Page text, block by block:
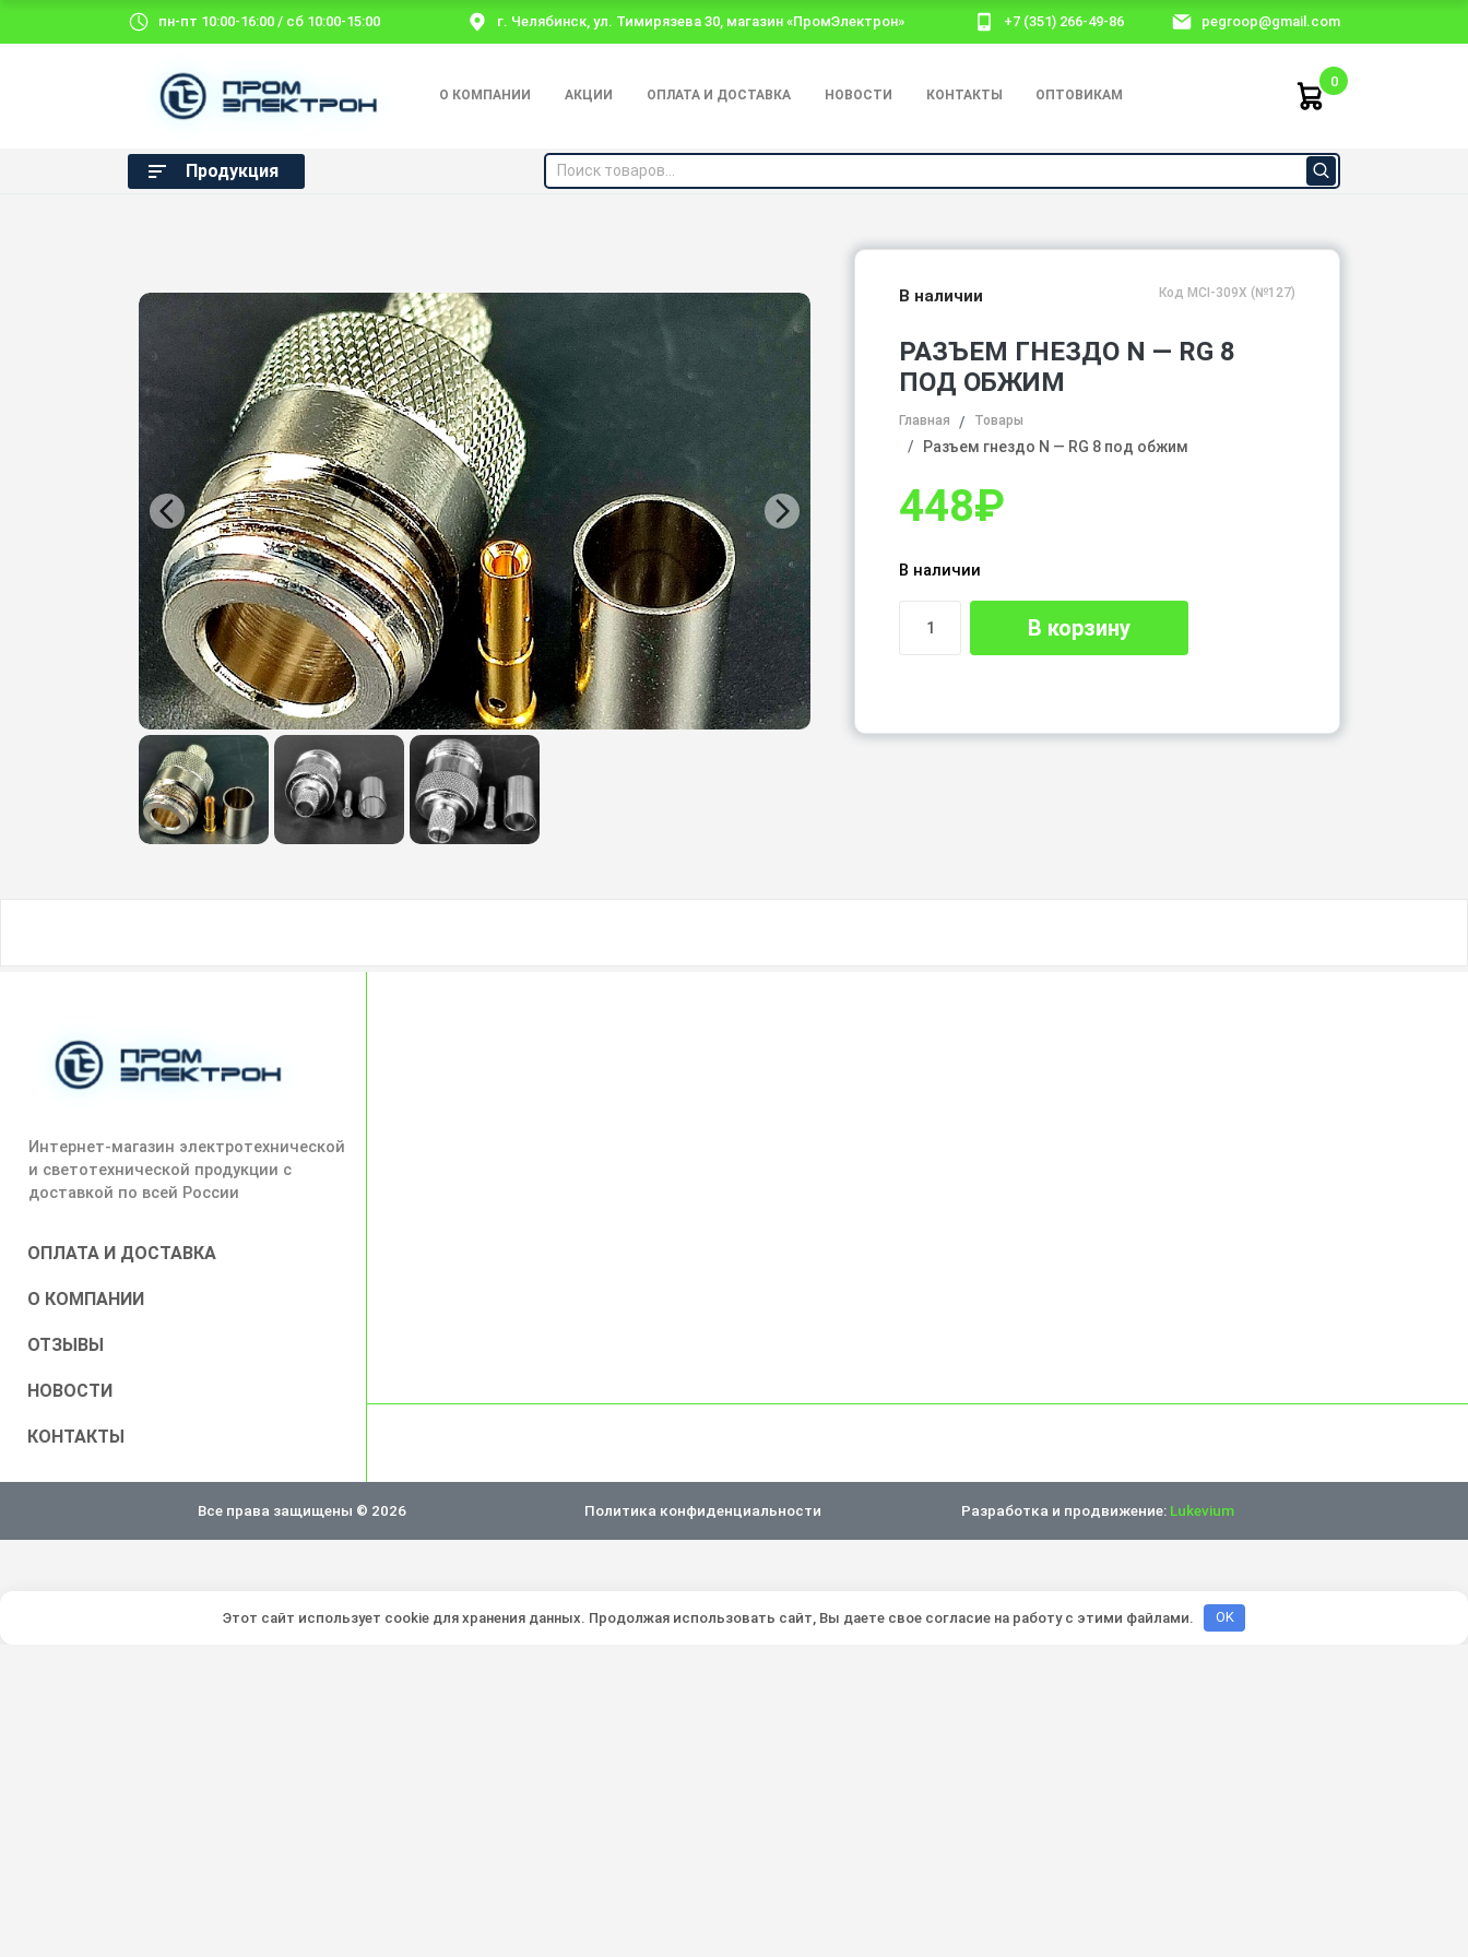
пн-пт 10:00-16:00 / сб 10:00-15:00 г. Челябинск, ул. Тимирязева 30, магазин «ПромЭлектрон» +7 (351) 266-49-86 pegroop@gmail.com
О КОМПАНИИ АКЦИИ ОПЛАТА И ДОСТАВКА НОВОСТИ КОНТАКТЫ ОПТОВИКАМ
0
Продукция
В наличии Код MCI-309X (№127)
РАЗЪЕМ ГНЕЗДО N — RG 8
ПОД ОБЖИМ
Главная Товары
Разъем гнездо N — RG 8 под обжим
448₽
В наличии
В корзину
Интернет-магазин электротехнической
и светотехнической продукции с
доставкой по всей России
ОПЛАТА И ДОСТАВКА
О КОМПАНИИ
ОТЗЫВЫ
НОВОСТИ
КОНТАКТЫ
Все права защищены © 2026 Политика конфиденциальности Разработка и продвижение: Lukevium
Этот сайт использует cookie для хранения данных. Продолжая использовать сайт, Вы даете свое согласие на работу с этими файлами. OK